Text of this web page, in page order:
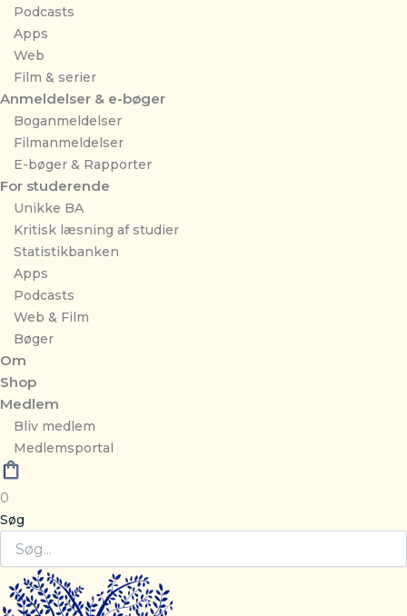
Podcasts
Apps
Web
Film & serier
Anmeldelser & e-bøger
Boganmeldelser
Filmanmeldelser
E-bøger & Rapporter
For studerende
Unikke BA
Kritisk læsning af studier
Statistikbanken
Apps
Podcasts
Web & Film
Bøger
Om
Shop
Medlem
Bliv medlem
Medlemsportal
0
Søg